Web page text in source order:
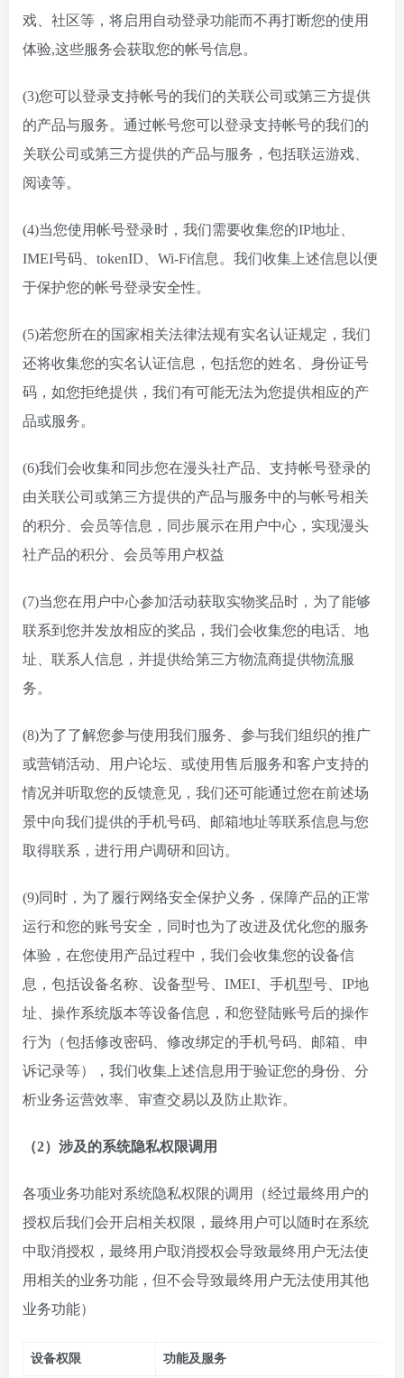
戏、社区等，将启用自动登录功能而不再打断您的使用
体验,这些服务会获取您的帐号信息。
(3)您可以登录支持帐号的我们的关联公司或第三方提供
的产品与服务。通过帐号您可以登录支持帐号的我们的
关联公司或第三方提供的产品与服务，包括联运游戏、
阅读等。
(4)当您使用帐号登录时，我们需要收集您的IP地址、
IMEI号码、tokenID、Wi-Fi信息。我们收集上述信息以便
于保护您的帐号登录安全性。
(5)若您所在的国家相关法律法规有实名认证规定，我们
还将收集您的实名认证信息，包括您的姓名、身份证号
码，如您拒绝提供，我们有可能无法为您提供相应的产
品或服务。
(6)我们会收集和同步您在漫头社产品、支持帐号登录的
由关联公司或第三方提供的产品与服务中的与帐号相关
的积分、会员等信息，同步展示在用户中心，实现漫头
社产品的积分、会员等用户权益
(7)当您在用户中心参加活动获取实物奖品时，为了能够
联系到您并发放相应的奖品，我们会收集您的电话、地
址、联系人信息，并提供给第三方物流商提供物流服
务。
(8)为了了解您参与使用我们服务、参与我们组织的推广
或营销活动、用户论坛、或使用售后服务和客户支持的
情况并听取您的反馈意见，我们还可能通过您在前述场
景中向我们提供的手机号码、邮箱地址等联系信息与您
取得联系，进行用户调研和回访。
(9)同时，为了履行网络安全保护义务，保障产品的正常
运行和您的账号安全，同时也为了改进及优化您的服务
体验，在您使用产品过程中，我们会收集您的设备信
息，包括设备名称、设备型号、IMEI、手机型号、IP地
址、操作系统版本等设备信息，和您登陆账号后的操作
行为（包括修改密码、修改绑定的手机号码、邮箱、申
诉记录等），我们收集上述信息用于验证您的身份、分
析业务运营效率、审查交易以及防止欺诈。
（2） 涉及的系统隐私权限调用
各项业务功能对系统隐私权限的调用（经过最终用户的
授权后我们会开启相关权限，最终用户可以随时在系统
中取消授权，最终用户取消授权会导致最终用户无法使
用相关的业务功能，但不会导致最终用户无法使用其他
业务功能）
设备权限 功能及服务